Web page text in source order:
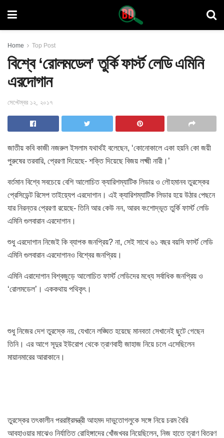
Home Top Post
বিশ্বে ‘রোলমডেল’ তুর্কি ফার্স্ট লেডি এমিনি
এরদোগান
সেপ্টেম্বর ১২, ২০১৭
জাতীয় কবি কাজী নজরুল ইসলাম যথার্থই বলেছেন, ‘কোনোকালে একা হয়নি কো জয়ী
পুরুষের তরবারি, প্রেরণা দিয়েছে- শক্তি দিয়েছে বিজয় লক্ষ্মী নারী।’
বর্তমান বিশ্বে সবচেয়ে বেশি আলোচিত ক্যারিশম্যাটিক লিডার ও লৌহমানব তুরস্কের
প্রেসিডেন্ট রিসেপ তাইয়্যেপ এরদোগান। এই ক্যারিশম্যাটিক লিডার হয়ে উঠার পেছনে
যার নিরন্তর প্রেরণা রয়েছে- তিনি আর কেউ নন, আরব বংশোদ্ভূত তুর্কি ফার্স্ট লেডি
এমিনি গুলবারান এরদোগান।
শুধু এরদোগান নিজেই কি ব্যাপক জনপ্রিয়? না, সেই সাথে ৬১ বছর বয়সি ফার্স্ট লেডি
এমিনি গুলবারান এরদোগানও বিশ্বের জনপ্রিয়।
এমিনি এরাদোগান বিশ্বজুড়ে আলোচিত ফার্স্ট লেডিদের মধ্যে সর্বাধিক জনপ্রিয় ও
‘রোলমডেল’। এককথায় পথিকৃৎ।
শুধু নিজের দেশ তুরস্কে নয়, যেখানে লঙ্ঘিত হয়েছে মানবতা সেখানেই ছুটে গেছেন
তিনি। এর আগে সূদুর ইউরোপ থেকে ত্রাণবাহী জাহাজ নিয়ে চলে এসেছিলেন
মায়ানমারের আরাকানে।
তুরস্কের তৎকালীন পররাষ্ট্রমন্ত্রী আহমদ দাভুতোগলুকে সঙ্গে নিয়ে চরম বৈরি
আবহাওয়ার মাঝেও নির্যাতিত রোহিঙ্গাদের খোঁজখবর নিয়েছিলেন, নিজ হাতে ত্রাণ বিতরণ